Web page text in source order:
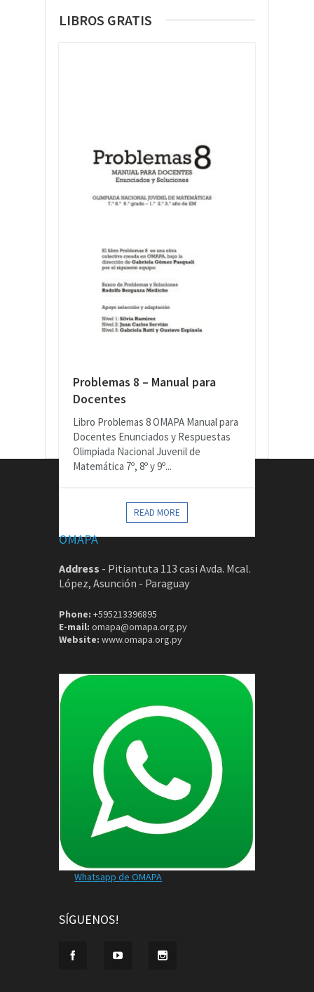
LIBROS GRATIS
Problemas 8 – Manual para
Docentes
Libro Problemas 8 OMAPA Manual para
Docentes Enunciados y Respuestas
Olimpiada Nacional Juvenil de
Matemática 7º, 8º y 9º...
READ MORE
OMAPA
Address - Pitiantuta 113 casi Avda. Mcal.
López, Asunción - Paraguay
Phone: +595213396895
E-mail: omapa@omapa.org.py
Website: www.omapa.org.py
Whatsapp de OMAPA
SÍGUENOS!